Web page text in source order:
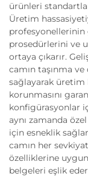
ürünleri
Üretim
prosedürlerini ve
ortaya çıkarır.
camın taşınma ve
sağlayarak üretim
korunmasını
konfigürasyonlar
aynı zamanda
için esneklik
camın her
özelliklerine
belgeleri eşlik